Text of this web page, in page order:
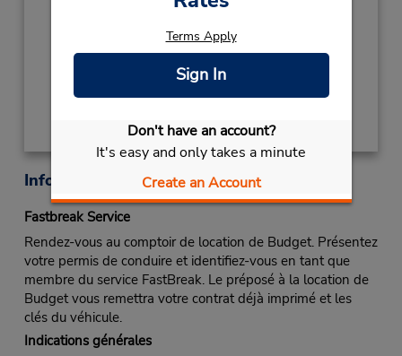
Terms Apply
Sign In
Don't have an account?
It's easy and only takes a minute
Create an Account
NEW YEARS DAYJanuary 1 closed
Succursale avec boîte de dépôt des clés
Obtenir un itinéraire
Informations sur la succursale
Fastbreak Service
Rendez-vous au comptoir de location de Budget. Présentez
votre permis de conduire et identifiez-vous en tant que
membre du service FastBreak. Le préposé à la location de
Budget vous remettra votre contrat déjà imprimé et les
clés du véhicule.
Indications générales